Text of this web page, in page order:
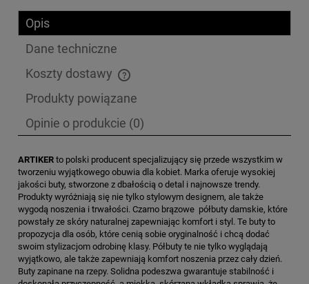
Opis
Dane techniczne
Koszty dostawy
Cena nie zawiera ewentualnych kosztów płatności
Produkty powiązane
Opinie o produkcie (0)
ARTIKER to polski producent specjalizujący się przede wszystkim w
tworzeniu wyjątkowego obuwia dla kobiet. Marka oferuje wysokiej
jakości buty, stworzone z dbałością o detal i najnowsze trendy.
Produkty wyróżniają się nie tylko stylowym designem, ale także
wygodą noszenia i trwałości. Czarno brązowe półbuty damskie, które
powstały ze skóry naturalnej zapewniając komfort i styl. Te buty to
propozycja dla osób, które cenią sobie oryginalność i chcą dodać
swoim stylizacjom odrobinę klasy. Półbuty te nie tylko wyglądają
wyjątkowo, ale także zapewniają komfort noszenia przez cały dzień.
Buty zapinane na rzepy. Solidna podeszwa gwarantuje stabilność i